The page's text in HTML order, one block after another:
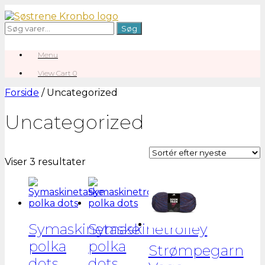
Gå
til
indhold
Søg
efter:
Søg
Menu
View
cart
View Cart 0
Forside / Uncategorized
Uncategorized
Viser 3 resultaterSorteret
seneste
Symaskinetaske
polka
Symaskinetrolley
polka
Strømpegarn